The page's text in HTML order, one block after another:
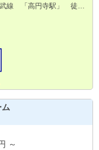
武線 「高円寺駅」 徒歩
～